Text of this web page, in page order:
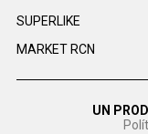
SUPERLIKE
MARKET RCN
UN